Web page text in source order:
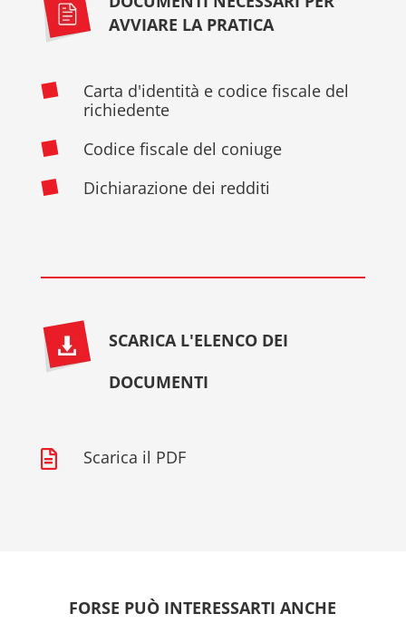
AVVIARE LA PRATICA
Carta d'identità e codice fiscale del
richiedente
Codice fiscale del coniuge
Dichiarazione dei redditi
SCARICA L'ELENCO DEI
DOCUMENTI
 Scarica il PDF
FORSE PUÒ INTERESSARTI ANCHE